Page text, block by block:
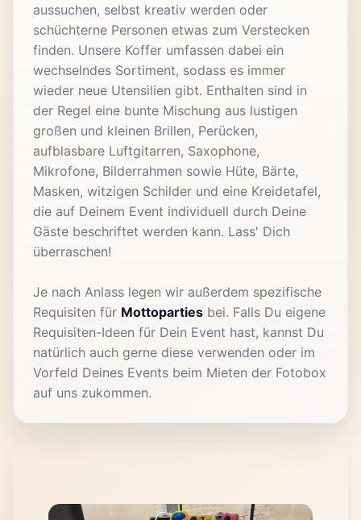
aussuchen, selbst kreativ werden oder
schüchterne Personen etwas zum Verstecken
finden. Unsere Koffer umfassen dabei ein
wechselndes Sortiment, sodass es immer
wieder neue Utensilien gibt. Enthalten sind in
der Regel eine bunte Mischung aus lustigen
großen und kleinen Brillen, Perücken,
aufblasbare Luftgitarren, Saxophone,
Mikrofone, Bilderrahmen sowie Hüte, Bärte,
Masken, witzigen Schilder und eine Kreidetafel,
die auf Deinem Event individuell durch Deine
Gäste beschriftet werden kann. Lass' Dich
überraschen!
Je nach Anlass legen wir außerdem spezifische
Requisiten für Mottoparties bei. Falls Du eigene
Requisiten-Ideen für Dein Event hast, kannst Du
natürlich auch gerne diese verwenden oder im
Vorfeld Deines Events beim Mieten der Fotobox
auf uns zukommen.